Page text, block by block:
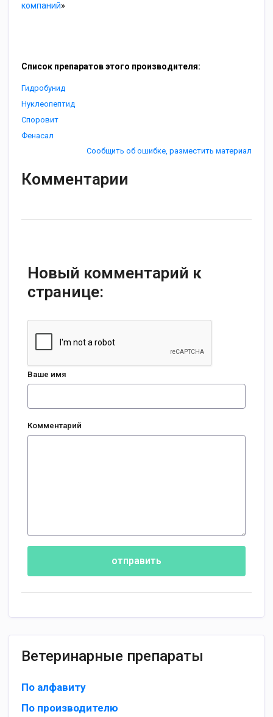
компаний»
Список препаратов этого производителя:
Гидробунид
Нуклеопептид
Споровит
Фенасал
Сообщить об ошибке, разместить материал
Комментарии
Новый комментарий к
странице:
Ваше имя
Комментарий
отправить
Ветеринарные препараты
По алфавиту
По производителю